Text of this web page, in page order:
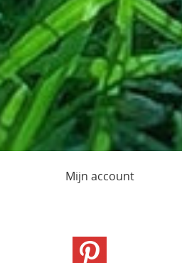
Mijn account